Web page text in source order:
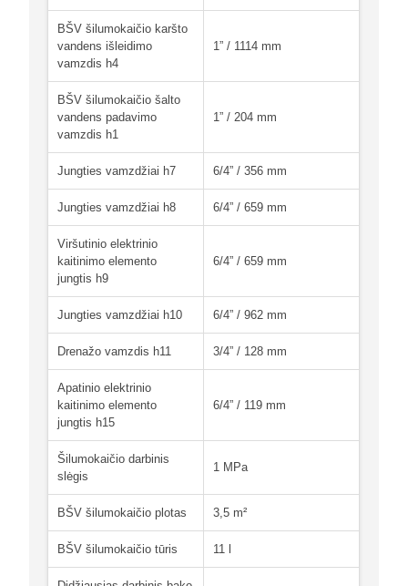
BŠV šilumokaičio karšto
vandens išleidimo
vamzdis h4
1” / 1114 mm
BŠV šilumokaičio šalto
vandens padavimo
vamzdis h1
1” / 204 mm
Jungties vamzdžiai h7 6/4” / 356 mm
Jungties vamzdžiai h8 6/4” / 659 mm
Viršutinio elektrinio
kaitinimo elemento
jungtis h9
6/4” / 659 mm
Jungties vamzdžiai h10 6/4” / 962 mm
Drenažo vamzdis h11 3/4” / 128 mm
Apatinio elektrinio
kaitinimo elemento
jungtis h15
6/4” / 119 mm
Šilumokaičio darbinis
slėgis
1 MPa
BŠV šilumokaičio plotas 3,5 m²
BŠV šilumokaičio tūris 11 l